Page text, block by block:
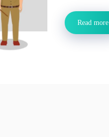
Read more